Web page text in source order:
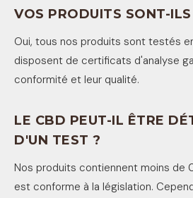
VOS PRODUITS SONT-
Oui, tous nos produits sont testés
disposent de certificats d'analyse
conformité et leur qualité.
LE CBD PEUT-IL ÊTRE
D'UN TEST ?
Nos produits contiennent moins de
est conforme à la législation.